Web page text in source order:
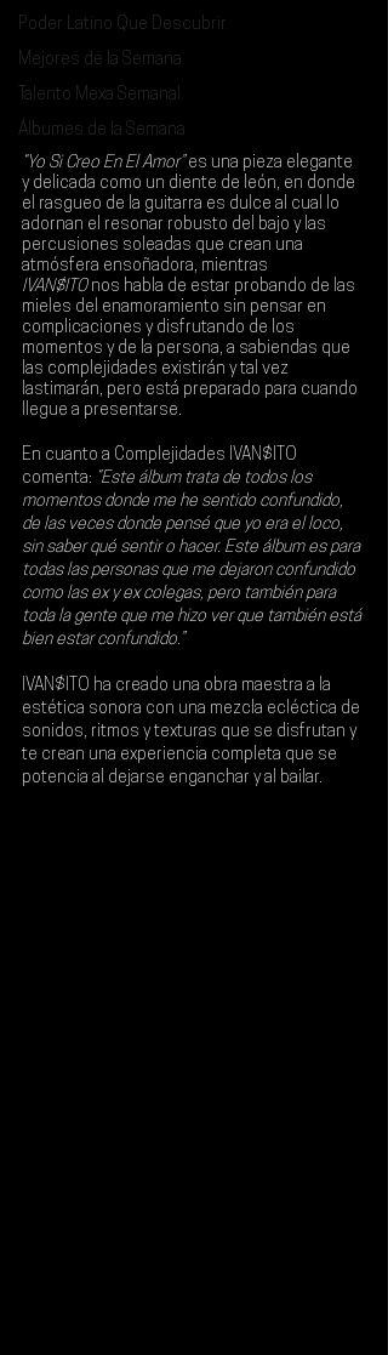
Poder Latino Que Descubrir
Mejores de la Semana
Talento Mexa Semanal
Álbumes de la Semana
“Yo Si Creo En El Amor” es una pieza elegante
y delicada como un diente de león, en donde
el rasgueo de la guitarra es dulce al cual lo
adornan el resonar robusto del bajo y las
percusiones soleadas que crean una
atmósfera ensoñadora, mientras
IVAN$ITO nos habla de estar probando de las
mieles del enamoramiento sin pensar en
complicaciones y disfrutando de los
momentos y de la persona, a sabiendas que
las complejidades existirán y tal vez
lastimarán, pero está preparado para cuando
llegue a presentarse.
En cuanto a Complejidades IVAN$ITO
comenta: “Este álbum trata de todos los
momentos donde me he sentido confundido,
de las veces donde pensé que yo era el loco,
sin saber qué sentir o hacer. Este álbum es para
todas las personas que me dejaron confundido
como las ex y ex colegas, pero también para
toda la gente que me hizo ver que también está
bien estar confundido.”
IVAN$ITO ha creado una obra maestra a la
estética sonora con una mezcla ecléctica de
sonidos, ritmos y texturas que se disfrutan y
te crean una experiencia completa que se
potencia al dejarse enganchar y al bailar.